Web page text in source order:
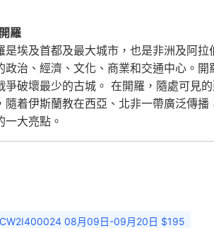
開羅
是埃及首都及最大城市，也是非洲及阿
政治、經濟、文化、商業和交通中心。
爭破壞最少的古城。 在開羅，隨處可見
隨着伊斯蘭教在西亞、北非一帶廣泛傳
一大亮點。
08月09日-09月20日 $195